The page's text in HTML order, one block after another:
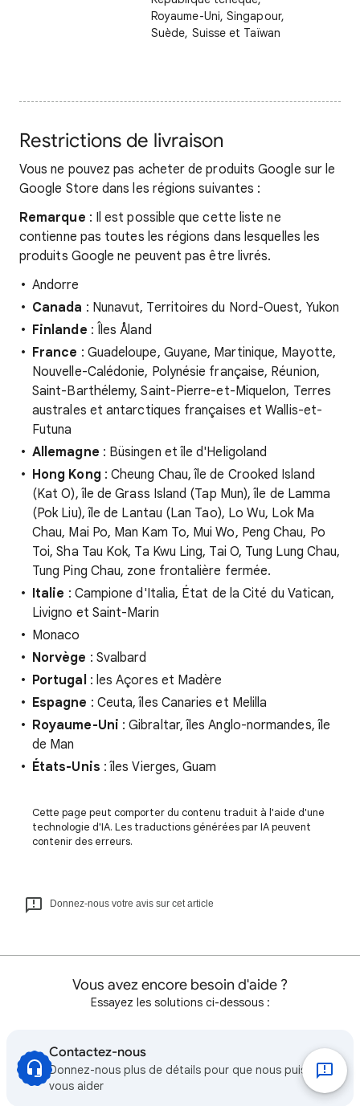
Royaume-Uni, Singapour,
Suède, Suisse et Taïwan
Restrictions de livraison
Vous ne pouvez pas acheter de produits Google sur le
Google Store dans les régions suivantes :
Remarque : Il est possible que cette liste ne
contienne pas toutes les régions dans lesquelles les
produits Google ne peuvent pas être livrés.
Andorre
Canada : Nunavut, Territoires du Nord-Ouest, Yukon
Finlande : Îles Åland
France : Guadeloupe, Guyane, Martinique, Mayotte,
Nouvelle-Calédonie, Polynésie française, Réunion,
Saint-Barthélemy, Saint-Pierre-et-Miquelon, Terres
australes et antarctiques françaises et Wallis-et-
Futuna
Allemagne : Büsingen et île d'Heligoland
Hong Kong : Cheung Chau, île de Crooked Island
(Kat O), île de Grass Island (Tap Mun), île de Lamma
(Pok Liu), île de Lantau (Lan Tao), Lo Wu, Lok Ma
Chau, Mai Po, Man Kam To, Mui Wo, Peng Chau, Po
Toi, Sha Tau Kok, Ta Kwu Ling, Tai O, Tung Lung Chau,
Tung Ping Chau, zone frontalière fermée.
Italie : Campione d'Italia, État de la Cité du Vatican,
Livigno et Saint-Marin
Monaco
Norvège : Svalbard
Portugal : les Açores et Madère
Espagne : Ceuta, îles Canaries et Melilla
Royaume-Uni : Gibraltar, îles Anglo-normandes, île
de Man
États-Unis : îles Vierges, Guam
Cette page peut comporter du contenu traduit à l'aide d'une
technologie d'IA. Les traductions générées par IA peuvent
contenir des erreurs.
Donnez-nous votre avis sur cet article
Vous avez encore besoin d'aide ?
Essayez les solutions ci-dessous :
Contactez-nous
Donnez-nous plus de détails pour que nous puissions
vous aider